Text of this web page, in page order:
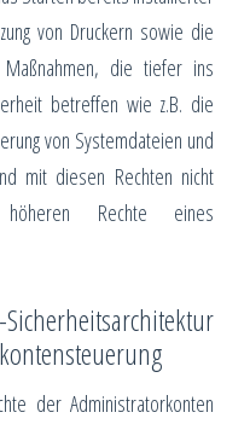
von Druckern sowie die
die tiefer ins
betreffen wie z.B. die
von Systemdateien und
mit diesen Rechten nicht
Rechte eines
der Administratorkonten